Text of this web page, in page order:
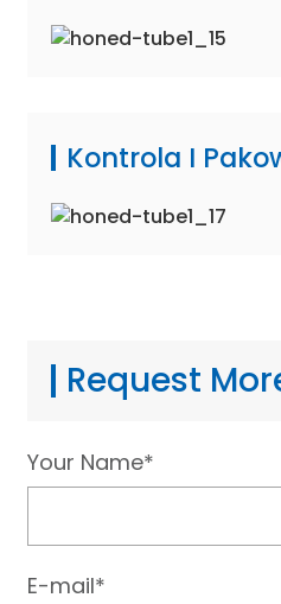
Kontrola I
Request
Your Name*
E-mail*